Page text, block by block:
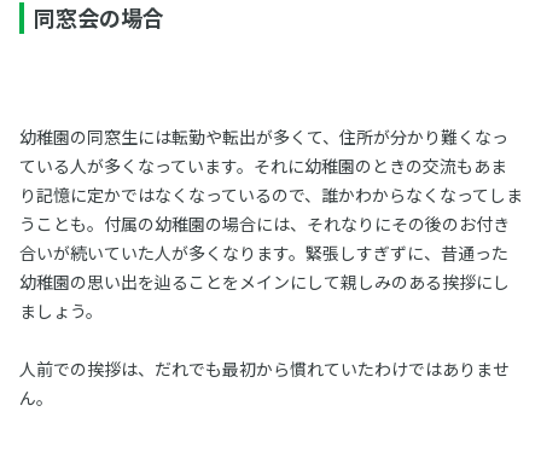
同窓会の場合
幼稚園の同窓生には転勤や転出が多くて、住所が分かり難くなっ
ている人が多くなっています。それに幼稚園のときの交流もあま
り記憶に定かではなくなっているので、誰かわからなくなってしま
うことも。付属の幼稚園の場合には、それなりにその後のお付き
合いが続いていた人が多くなります。緊張しすぎずに、昔通った
幼稚園の思い出を辿ることをメインにして親しみのある挨拶にし
ましょう。
人前での挨拶は、だれでも最初から慣れていたわけではありませ
ん。